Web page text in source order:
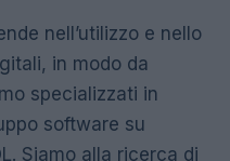
nell’utilizzo e nello
in modo da
specializzati in
software su
Siamo alla ricerca di